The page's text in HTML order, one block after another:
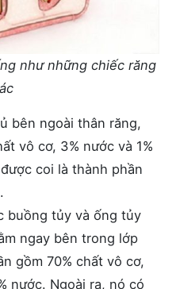
như những chiếc răng
bên ngoài thân răng,
vô cơ, 3% nước và 1%
coi là thành phần
buồng tủy và ống tủy
ngay bên trong lớp
gồm 70% chất vô cơ,
nước. Ngoài ra, nó có